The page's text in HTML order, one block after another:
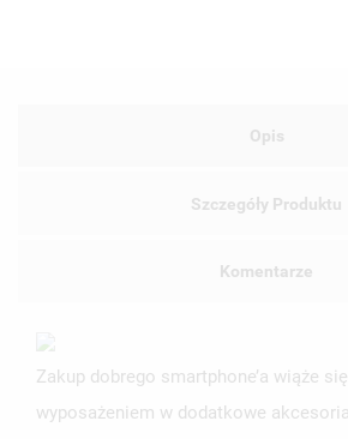
Opis
Szczegóły Produktu
Komentarze
Zakup dobrego smartphone’a wiąże
wyposażeniem w dodatkowe